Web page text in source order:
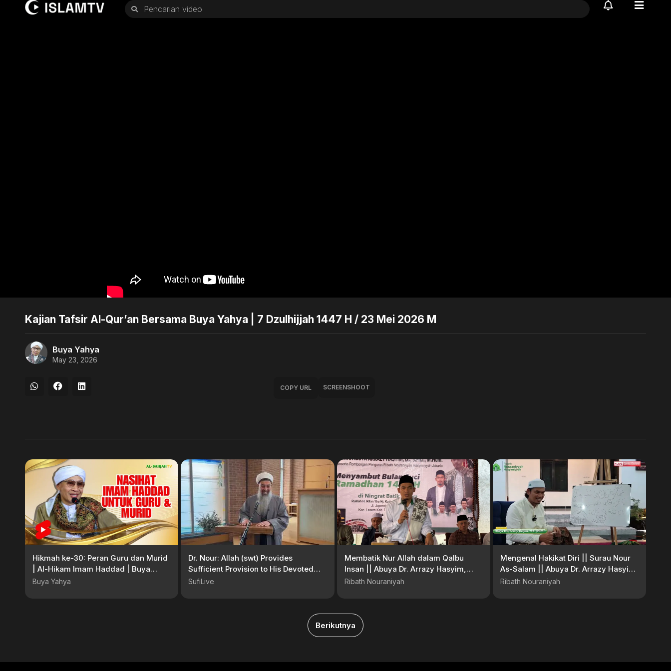
Kajian Tafsir Al-Qur’an Bersama Buya Yahya | 7 Dzulhijjah 1447 H / 23 Mei 2026 M
Buya Yahya
May 23, 2026
COPY URL SCREENSHOOT
Hikmah ke-30: Peran Guru dan Murid
| Al-Hikam Imam Haddad | Buya
Yahya | 08 September 2025 M
Buya Yahya
Dr. Nour: Allah (swt) Provides
Sufficient Provision to His Devoted
Servants
SufiLive
Membatik Nur Allah dalam Qalbu
Insan || Abuya Dr. Arrazy Hasyim,
MA., Hum
Ribath Nouraniyah
Mengenal Hakikat Diri || Surau Nour
As-Salam || Abuya Dr. Arrazy Hasyim,
MA. Hum
Ribath Nouraniyah
Berikutnya